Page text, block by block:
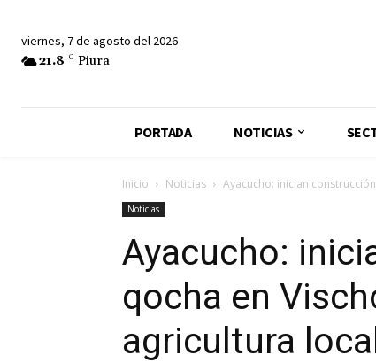
viernes, 7 de agosto del 2026
21.8 C Piura
PORTADA NOTICIAS
Inicio Noticias Ayacucho: inician
Noticias
Ayacucho:
qocha en
agricultura